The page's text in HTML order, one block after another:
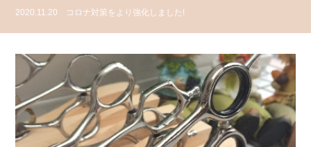
2020.11.20 コロナ対策をより強化しました!
2020.06.24 2名様までの予約管理とマンツーマン施術
2021.02.08 頭皮と頭髪の為にekuboでしていること